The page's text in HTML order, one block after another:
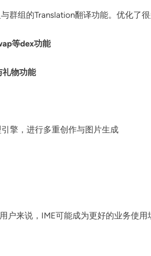
群组的Translation翻译功能。优化了
等dex功能
物功能
擎，进行多重创作与图片生成
来说，IME可能成为更好的业务使用